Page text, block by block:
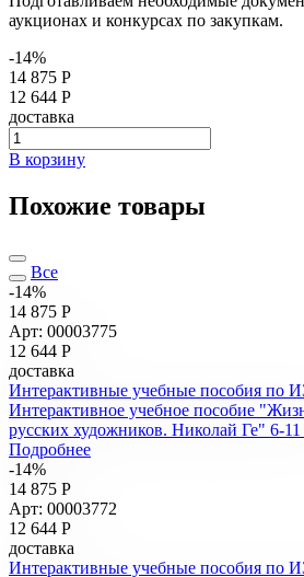
аукционах и конкурсах по закупкам.
-14%
14 875 Р
12 644 Р
доставка
В корзину
Похожие товары
Все
-14%
14 875 Р
Арт: 00003775
12 644 Р
доставка
Интерактивные учебные пособия по
Интерактивное учебное пособие
русских художников. Николай Ге" 6-11
Подробнее
-14%
14 875 Р
Арт: 00003772
12 644 Р
доставка
Интерактивные учебные пособия по